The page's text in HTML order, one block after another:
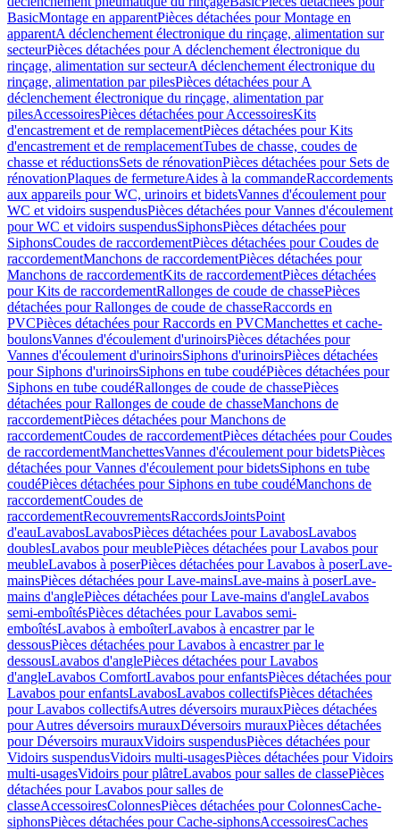
BasicMontage en apparentPièces détachées pour Montage en
apparentA déclenchement électronique du rinçage, alimentation sur
secteurPièces détachées pour A déclenchement électronique du
rinçage, alimentation sur secteurA déclenchement électronique du
rinçage, alimentation par pilesPièces détachées pour A
déclenchement électronique du rinçage, alimentation par
pilesAccessoiresPièces détachées pour AccessoiresKits
d'encastrement et de remplacementPièces détachées pour Kits
d'encastrement et de remplacementTubes de chasse, coudes de
chasse et réductionsSets de rénovationPièces détachées pour Sets de
rénovationPlaques de fermetureAides à la commandeRaccordements
aux appareils pour WC, urinoirs et bidetsVannes d'écoulement pour
WC et vidoirs suspendusPièces détachées pour Vannes d'écoulement
pour WC et vidoirs suspendusSiphonsPièces détachées pour
SiphonsCoudes de raccordementPièces détachées pour Coudes de
raccordementManchons de raccordementPièces détachées pour
Manchons de raccordementKits de raccordementPièces détachées
pour Kits de raccordementRallonges de coude de chassePièces
détachées pour Rallonges de coude de chasseRaccords en
PVCPièces détachées pour Raccords en PVCManchettes et cache-
boulonsVannes d'écoulement d'urinoirsPièces détachées pour
Vannes d'écoulement d'urinoirsSiphons d'urinoirsPièces détachées
pour Siphons d'urinoirsSiphons en tube coudéPièces détachées pour
Siphons en tube coudéRallonges de coude de chassePièces
détachées pour Rallonges de coude de chasseManchons de
raccordementPièces détachées pour Manchons de
raccordementCoudes de raccordementPièces détachées pour Coudes
de raccordementManchettesVannes d'écoulement pour bidetsPièces
détachées pour Vannes d'écoulement pour bidetsSiphons en tube
coudéPièces détachées pour Siphons en tube coudéManchons de
raccordementCoudes de
raccordementRecouvrementsRaccordsJointsPoint
d'eauLavabosLavabosPièces détachées pour LavabosLavabos
doublesLavabos pour meublePièces détachées pour Lavabos pour
meubleLavabos à poserPièces détachées pour Lavabos à poserLave-
mainsPièces détachées pour Lave-mainsLave-mains à poserLave-
mains d'anglePièces détachées pour Lave-mains d'angleLavabos
semi-emboîtésPièces détachées pour Lavabos semi-
emboîtésLavabos à emboîterLavabos à encastrer par le
dessousPièces détachées pour Lavabos à encastrer par le
dessousLavabos d'anglePièces détachées pour Lavabos
d'angleLavabos ComfortLavabos pour enfantsPièces détachées pour
Lavabos pour enfantsLavabosLavabos collectifsPièces détachées
pour Lavabos collectifsAutres déversoirs murauxPièces détachées
pour Autres déversoirs murauxDéversoirs murauxPièces détachées
pour Déversoirs murauxVidoirs suspendusPièces détachées pour
Vidoirs suspendusVidoirs multi-usagesPièces détachées pour Vidoirs
multi-usagesVidoirs pour plâtreLavabos pour salles de classePièces
détachées pour Lavabos pour salles de
classeAccessoiresColonnesPièces détachées pour ColonnesCache-
siphonsPièces détachées pour Cache-siphonsAccessoiresCaches